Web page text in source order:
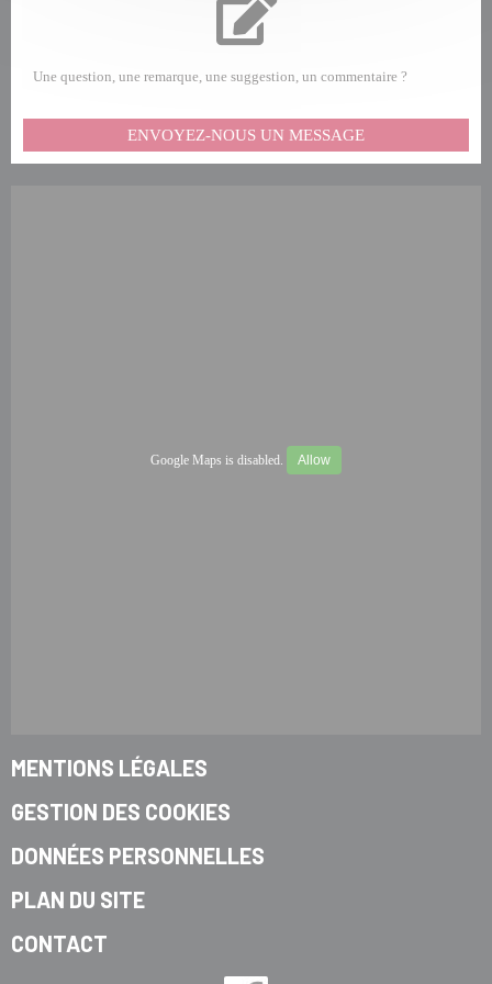
Une question, une remarque, une suggestion, un commentaire ?
ENVOYEZ-NOUS UN MESSAGE
Google Maps is disabled. Allow
MENTIONS LÉGALES
GESTION DES COOKIES
DONNÉES PERSONNELLES
PLAN DU SITE
CONTACT